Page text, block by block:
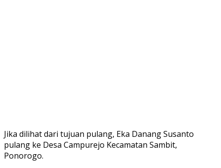
Jika dilihat dari tujuan pulang, Eka Danang Susanto
pulang ke Desa Campurejo Kecamatan Sambit,
Ponorogo.